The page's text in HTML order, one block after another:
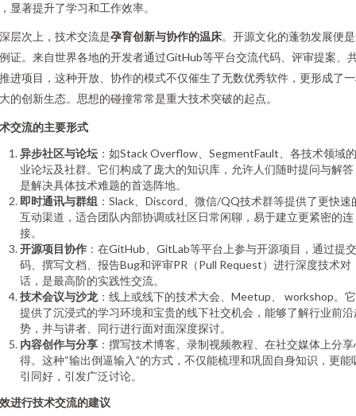
显著提升了学习和工作效率。
层次上，技术交流是孕育创新与协作的温床。开源文化的蓬勃发展便
证。来自世界各地的开发者通过GitHub等平台交流代码、评审提案、
进项目，这种开放、协作的模式不仅催生了无数优秀软件，更形成了
的创新生态。思想的碰撞常常是重大技术突破的起点。
交流的主要形式
异步社区与论坛 ：如Stack Overflow、SegmentFault、各技术领域
业论坛及社群。它们构成了庞大的知识库，允许人们随时提问与解答
是解决具体技术难题的首选阵地。
即时通讯与群组 ：Slack、Discord、微信/QQ技术群等提供了更快速
互动渠道，适合团队内部协调或社区日常闲聊，易于建立更紧密的连
接。
开源项目协作 ：在GitHub、GitLab等平台上参与开源项目，通过提
码、撰写文档、报告Bug和评审PR（Pull Request）进行深度技术对
话，是最高阶的实践性交流。
技术会议与沙龙 ：线上或线下的技术大会、Meetup、 workshop。
提供了沉浸式的学习环境和宝贵的线下社交机会，能够了解行业前沿
势，并与讲者、同行进行面对面深度探讨。
内容创作与分享 ：撰写技术博客、录制视频教程、在社交媒体上分享
得。这种“输出倒逼输入”的方式，不仅能梳理和巩固自身知识，更能
引同好，引发广泛讨论。
进行技术交流的建议